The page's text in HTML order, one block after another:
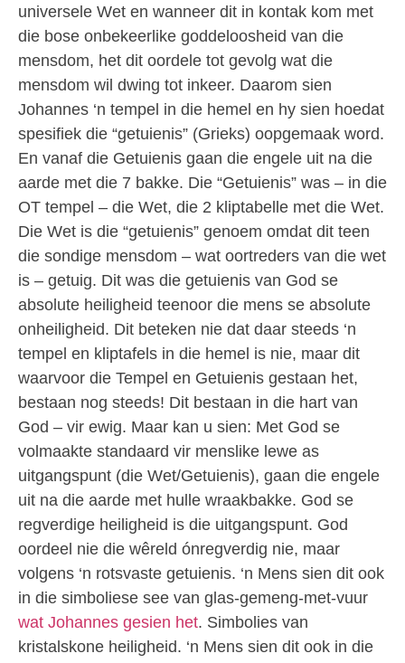
universele Wet en wanneer dit in kontak kom met
die bose onbekeerlike goddeloosheid van die
mensdom, het dit oordele tot gevolg wat die
mensdom wil dwing tot inkeer. Daarom sien
Johannes ‘n tempel in die hemel en hy sien hoedat
spesifiek die “getuienis” (Grieks) oopgemaak word.
En vanaf die Getuienis gaan die engele uit na die
aarde met die 7 bakke. Die “Getuienis” was – in die
OT tempel – die Wet, die 2 kliptabelle met die Wet.
Die Wet is die “getuienis” genoem omdat dit teen
die sondige mensdom – wat oortreders van die wet
is – getuig. Dit was die getuienis van God se
absolute heiligheid teenoor die mens se absolute
onheiligheid. Dit beteken nie dat daar steeds ‘n
tempel en kliptafels in die hemel is nie, maar dit
waarvoor die Tempel en Getuienis gestaan het,
bestaan nog steeds! Dit bestaan in die hart van
God – vir ewig. Maar kan u sien: Met God se
volmaakte standaard vir menslike lewe as
uitgangspunt (die Wet/Getuienis), gaan die engele
uit na die aarde met hulle wraakbakke. God se
regverdige heiligheid is die uitgangspunt. God
oordeel nie die wêreld ónregverdig nie, maar
volgens ‘n rotsvaste getuienis. ‘n Mens sien dit ook
in die simboliese see van glas-gemeng-met-vuur
wat Johannes gesien het. Simbolies van
kristalskone heiligheid. ‘n Mens sien dit ook in die